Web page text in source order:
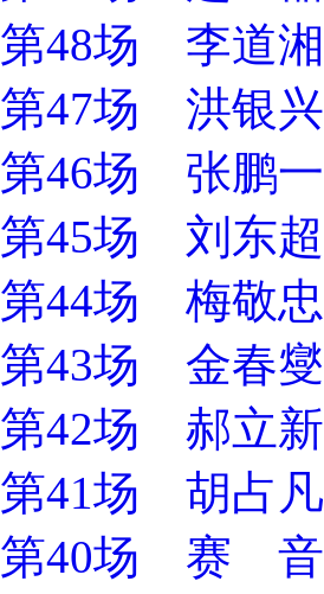
第48场 李道湘
第47场 洪银兴
第46场 张鹏一
第45场 刘东超
第44场 梅敬忠
第43场 金春燮
第42场 郝立新
第41场 胡占凡
第40场 赛 音